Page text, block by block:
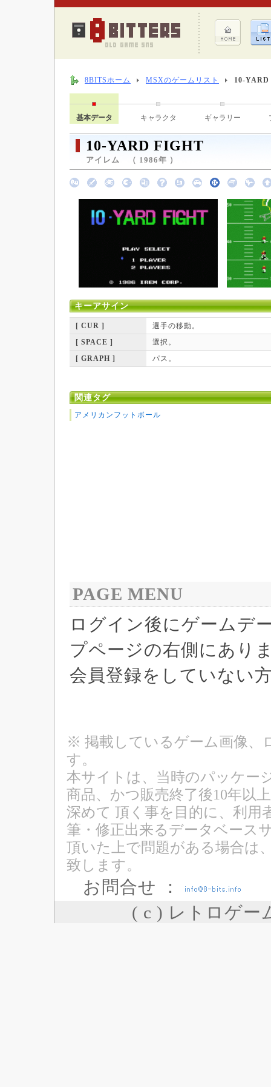
8BITSホーム MSXのゲームリスト 10-
基本データ キャラクタ ギャラリー
10-YARD FIGHT
アイレム （ 1986年 ）
キーアサイン
[ CUR ]
選手の移動。
[ SPACE ]
選択。
[ GRAPH ]
パス。
関連タグ
アメリカンフットボール
PAGE MENU
ログイン後にゲームデ
プページの右側にあり
会員登録をしていない
※ 掲載しているゲーム画像、
す。
本サイトは、当時のパッケー
商品、かつ販売終了後10年以
深めて 頂く事を目的に、利用
筆・修正出来るデータベース
頂いた上で問題がある場合は
致します。
お問合せ ：
( c ) レトロゲー